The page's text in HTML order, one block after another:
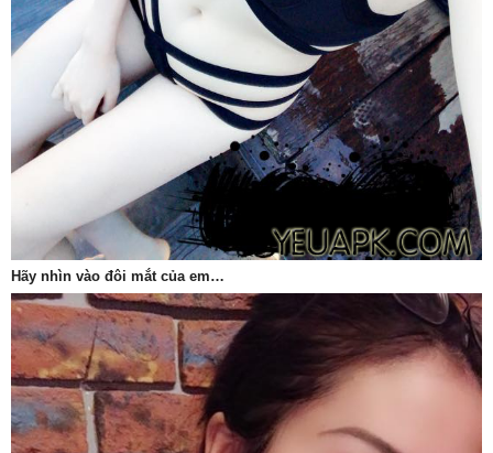
Hãy nhìn vào đôi mắt của em…